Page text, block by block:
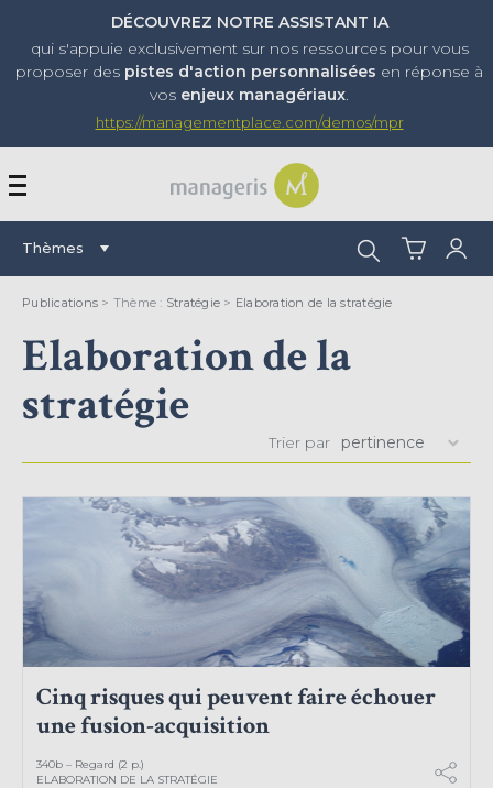
DÉCOUVREZ NOTRE ASSISTANT IA
qui s'appuie exclusivement sur nos ressources pour vous
proposer des pistes d'action personnalisées en réponse à
vos enjeux managériaux.
https://managementplace.com/demos/mpr
AFFICHER OU
Thèmes Rechercher :
Publications > Thème : Stratégie > Elaboration de la stratégie
Elaboration de la
stratégie
Trier par
Cinq risques qui peuvent faire échouer
une fusion-acquisition
340b – Regard (2 p.)
ELABORATION DE LA STRATÉGIE